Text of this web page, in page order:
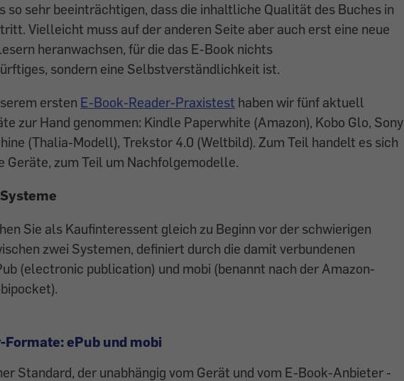
sehr beeinträchtigen, dass die ­inhaltliche Qualität des Buches in
Vielleicht muss auf der anderen Seite aber auch erst eine neue
heranwachsen, für die das E-Book nichts
sondern eine Selbstverständlichkeit ist.
ersten E-Book-Reader-Praxistest haben wir fünf aktuell
zur Hand genommen: Kindle Paperwhite (Amazon), Kobo Glo, Sony
(Thalia-Modell), Trekstor 4.0 (Weltbild). Zum Teil handelt es sich
Geräte, zum Teil um Nachfolgemodelle.
Sie als Kaufinteressent gleich zu Beginn vor der schwierigen
zwei Systemen, definiert durch die damit verbundenen
(electronic publication) und mobi (benannt nach der Amazon-
Formate: ePub und mobi
Standard, der unabhängig vom Gerät und vom E-Book-Anbieter